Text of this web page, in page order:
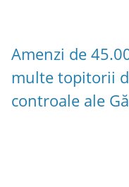
Amenzi de
multe topitorii
controale ale